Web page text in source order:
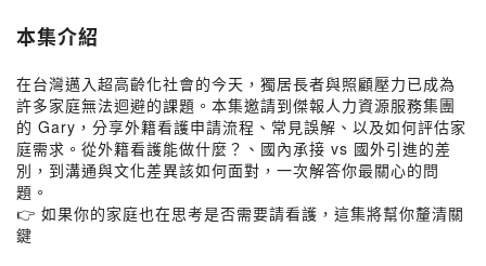
本集介紹
在台灣邁入超高齡化社會的今天，獨居長者與照顧壓力已成為
許多家庭無法迴避的課題。本集邀請到傑報人力資源服務集團
的 Gary，分享外籍看護申請流程、常見誤解、以及如何評估家
庭需求。從外籍看護能做什麼？、國內承接 vs 國外引進的差
別，到溝通與文化差異該如何面對，一次解答你最關心的問
題。
👉 如果你的家庭也在思考是否需要請看護，這集將幫你釐清關
鍵